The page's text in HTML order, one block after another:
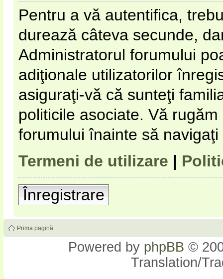
Pentru a vă autentifica,
durează câteva secunde,
Administratorul forumului
adiţionale utilizatorilor
asiguraţi-vă că sunteţi
politicile asociate. Vă
forumului înainte să
Termeni de utilizare |
Înregistrare
Prima pagină
Powered by phpBB ©
Translation/